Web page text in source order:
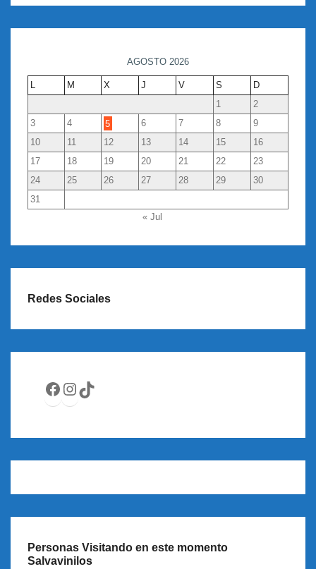
AGOSTO 2026
L M X J V S
D
1
2
3
4 5 6 7 8
9
10
11 12 13 14 15
16
17
18 19 20 21 22
23
24
25 26 27 28 29
30
31
« Jul
Redes Sociales
Facebook
Instagram
TikTok
Personas Visitando en este momento
Salvavinilos